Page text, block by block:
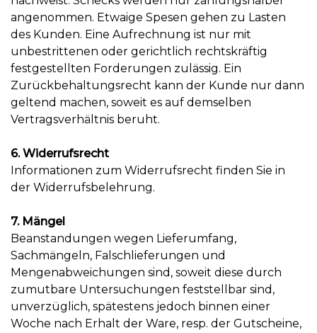
angenommen. Etwaige Spesen gehen zu Lasten
des Kunden. Eine Aufrechnung ist nur mit
unbestrittenen oder gerichtlich rechtskräftig
festgestellten Forderungen zulässig. Ein
Zurückbehaltungsrecht kann der Kunde nur dann
geltend machen, soweit es auf demselben
Vertragsverhältnis beruht.
6. Widerrufsrecht
Informationen zum Widerrufsrecht finden Sie in
der Widerrufsbelehrung.
7. Mängel
Beanstandungen wegen Lieferumfang,
Sachmängeln, Falschlieferungen und
Mengenabweichungen sind, soweit diese durch
zumutbare Untersuchungen feststellbar sind,
unverzüglich, spätestens jedoch binnen einer
Woche nach Erhalt der Ware, resp. der Gutscheine,